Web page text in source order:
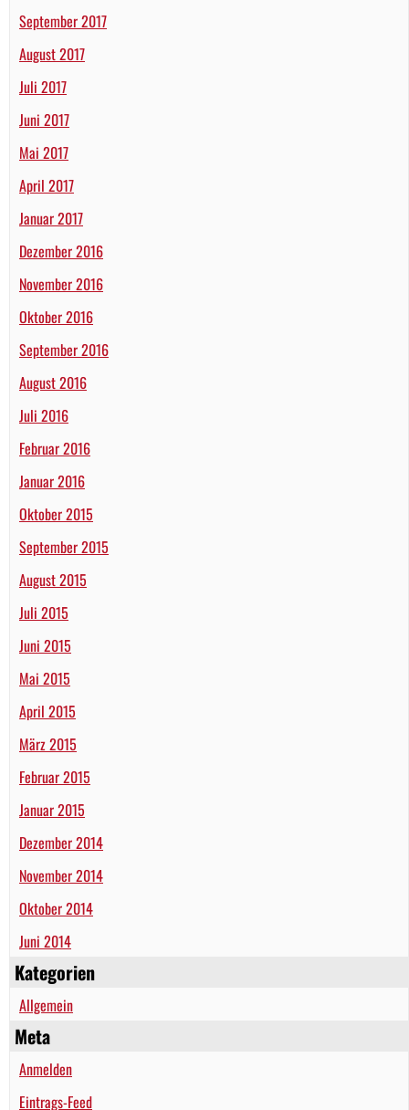
September 2017
August 2017
Juli 2017
Juni 2017
Mai 2017
April 2017
Januar 2017
Dezember 2016
November 2016
Oktober 2016
September 2016
August 2016
Juli 2016
Februar 2016
Januar 2016
Oktober 2015
September 2015
August 2015
Juli 2015
Juni 2015
Mai 2015
April 2015
März 2015
Februar 2015
Januar 2015
Dezember 2014
November 2014
Oktober 2014
Juni 2014
Kategorien
Allgemein
Meta
Anmelden
Eintrags-Feed